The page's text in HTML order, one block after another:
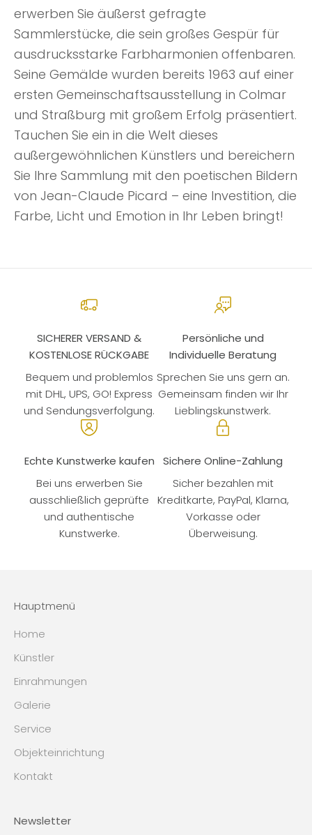
erwerben Sie äußerst gefragte
Sammlerstücke, die sein großes Gespür für
ausdrucksstarke Farbharmonien offenbaren.
Seine Gemälde wurden bereits 1963 auf einer
ersten Gemeinschaftsausstellung in Colmar
und Straßburg mit großem Erfolg präsentiert.
Tauchen Sie ein in die Welt dieses
außergewöhnlichen Künstlers und bereichern
Sie Ihre Sammlung mit den poetischen Bildern
von Jean-Claude Picard – eine Investition, die
Farbe, Licht und Emotion in Ihr Leben bringt!
SICHERER VERSAND &
KOSTENLOSE RÜCKGABE
Bequem und problemlos
mit DHL, UPS, GO! Express
und Sendungsverfolgung.
Persönliche und
Individuelle Beratung
Sprechen Sie uns gern an.
Gemeinsam finden wir Ihr
Lieblingskunstwerk.
Echte Kunstwerke kaufen
Bei uns erwerben Sie
ausschließlich geprüfte
und authentische
Kunstwerke.
Sichere Online-Zahlung
Sicher bezahlen mit
Kreditkarte, PayPal, Klarna,
Vorkasse oder
Überweisung.
Hauptmenü
Home
Künstler
Einrahmungen
Galerie
Service
Objekteinrichtung
Kontakt
Newsletter